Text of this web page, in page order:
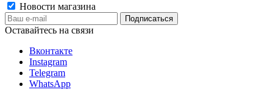
Новости магазина
Оставайтесь на связи
Вконтакте
Instagram
Telegram
WhatsApp